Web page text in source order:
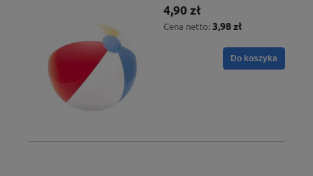
4,90 zł
Cena netto: 3,98 zł
Do koszyka